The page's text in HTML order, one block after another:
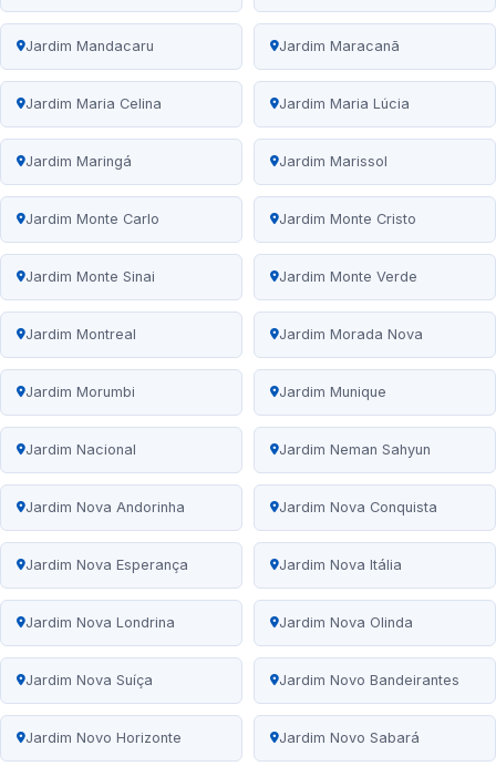
Jardim Mandacaru Jardim Maracanã
Jardim Maria Celina Jardim Maria Lúcia
Jardim Maringá Jardim Marissol
Jardim Monte Carlo Jardim Monte Cristo
Jardim Monte Sinai Jardim Monte Verde
Jardim Montreal Jardim Morada Nova
Jardim Morumbi Jardim Munique
Jardim Nacional Jardim Neman Sahyun
Jardim Nova Andorinha Jardim Nova Conquista
Jardim Nova Esperança Jardim Nova Itália
Jardim Nova Londrina Jardim Nova Olinda
Jardim Nova Suíça Jardim Novo Bandeirantes
Jardim Novo Horizonte Jardim Novo Sabará